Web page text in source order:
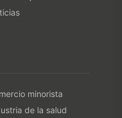
minorista
de la salud